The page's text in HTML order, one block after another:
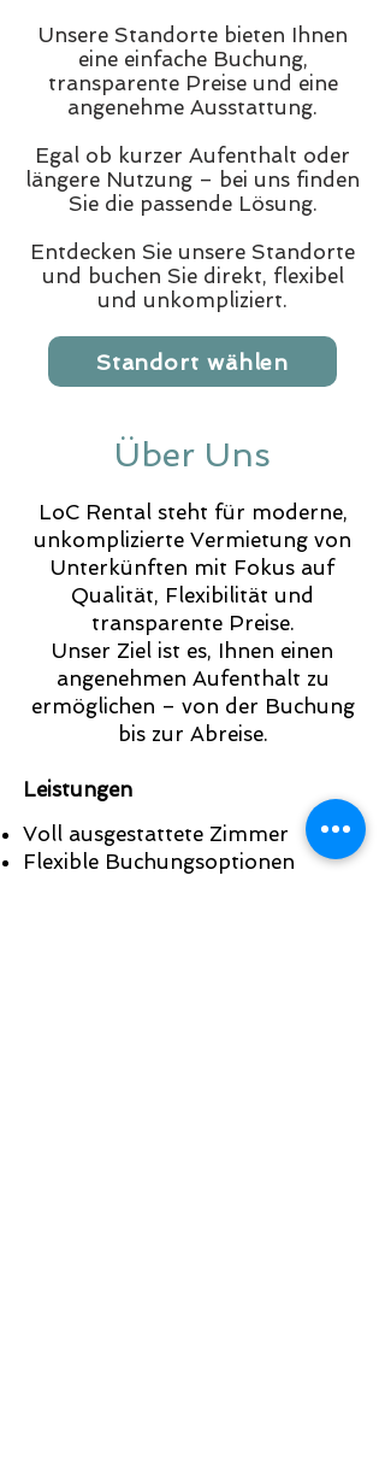
Unsere Standorte bieten Ihnen
eine einfache Buchung,
transparente Preise und eine
angenehme Ausstattung.
Egal ob kurzer Aufenthalt oder
längere Nutzung – bei uns finden
Sie die passende Lösung.
Entdecken Sie unsere Standorte
und buchen Sie direkt, flexibel
und unkompliziert.
Standort wählen
Über Uns
LoC Rental steht für moderne,
unkomplizierte Vermietung von
Unterkünften mit Fokus auf
Qualität, Flexibilität und
transparente Preise.
Unser Ziel ist es, Ihnen einen
angenehmen Aufenthalt zu
ermöglichen – von der Buchung
bis zur Abreise.
Leistungen
Voll ausgestattete Zimmer
Flexible Buchungsoptionen